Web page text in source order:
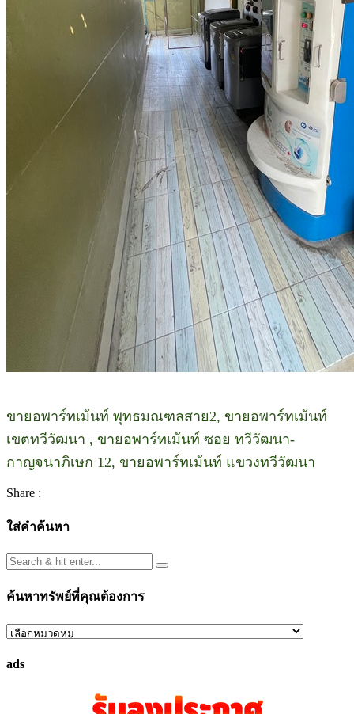
ขายอพาร์ทเม้นท์ พุทธมณฑลสาย2, ขายอพาร์ทเม้นท์
เขตทวีวัฒนา , ขายอพาร์ทเม้นท์ ซอย ทวีวัฒนา-
กาญจนาภิเษก 12, ขายอพาร์ทเม้นท์ แขวงทวีวัฒนา
Share :
ใส่คำค้นหา
ค้นหาทรัพย์ที่คุณต้องการ
ค้นหา
ที่
ads